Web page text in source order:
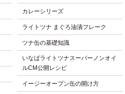
カレーシリーズ
ライトツナ まぐろ油漬フレーク
ツナ缶の基礎知識
いなばライトツナスーパーノンオイ
ルCM公開レシピ
イージーオープン缶の開け方